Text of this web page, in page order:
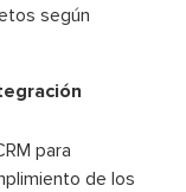
según
para
de los